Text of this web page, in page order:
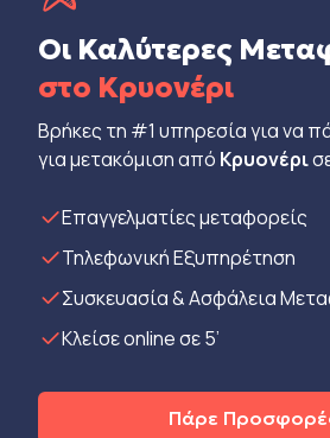
Οι Καλύτερες
στο Κρυονέρι
Βρήκες τη #1 υπηρεσία για να
για μετακόμιση από Κρυονέρι
Eπαγγελματίες μεταφορείς
Τηλεφωνική Εξυπηρέτηση
Συσκευασία & Ασφάλεια
Κλείσε online σε 5’
Πάρε